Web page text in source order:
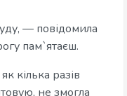
— повідомила
пам`ятаєш.
кілька разів
не змогла